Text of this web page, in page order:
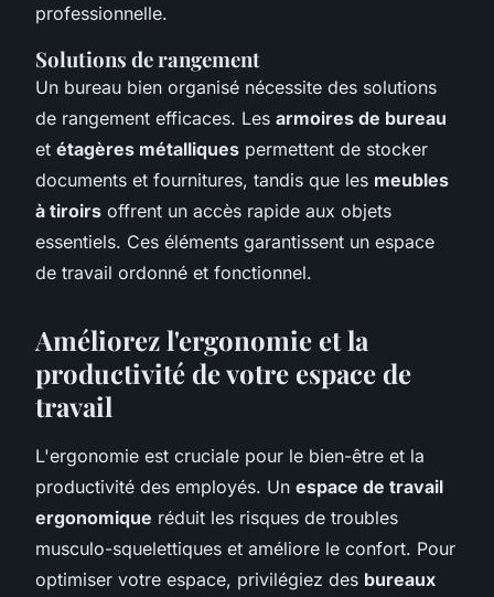
professionnelle.
Solutions de rangement
Un bureau bien organisé nécessite des solutions
de rangement efficaces. Les armoires de bureau
et étagères métalliques permettent de stocker
documents et fournitures, tandis que les meubles
à tiroirs offrent un accès rapide aux objets
essentiels. Ces éléments garantissent un espace
de travail ordonné et fonctionnel.
Améliorez l'ergonomie et la
productivité de votre espace de
travail
L'ergonomie est cruciale pour le bien-être et la
productivité des employés. Un espace de travail
ergonomique réduit les risques de troubles
musculo-squelettiques et améliore le confort. Pour
optimiser votre espace, privilégiez des bureaux